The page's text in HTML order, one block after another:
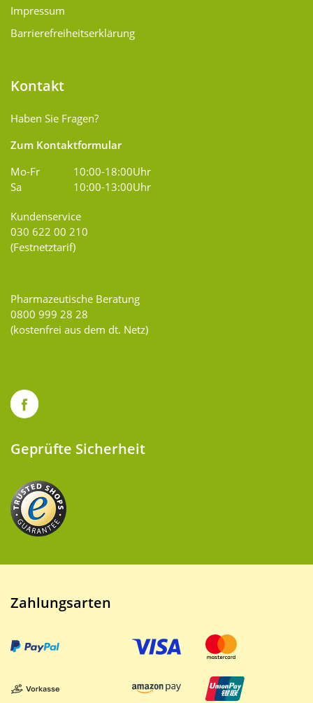
Impressum
Barrierefreiheitserklärung
Kontakt
Haben Sie Fragen?
Zum Kontaktformular
Mo-Fr
10:00-18:00Uhr
Sa
10:00-13:00Uhr
Kundenservice
030 622 00 210
(Festnetztarif)
Pharmazeutische Beratung
0800 999 28 28
(kostenfrei aus dem dt. Netz)
Geprüfte Sicherheit
Zahlungsarten